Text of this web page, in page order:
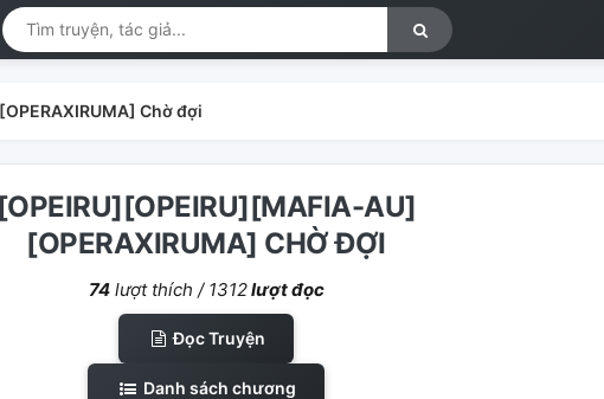
Chờ đợi
[OPEIRU][OPEIRU][MAFIA-AU]
[OPERAXIRUMA] CHỜ ĐỢI
74lượt thích / 1312lượt đọc
Đọc Truyện
Danh sách chương